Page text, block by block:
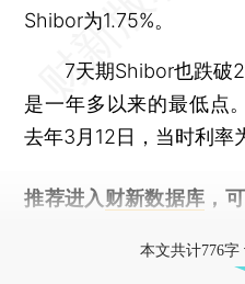
Shibor为1.75%。
7天期Shibor也跌破
是一年多以来的最低点
去年3月12日，当时利率
推荐进入 财新数据库 ，
本文共计776